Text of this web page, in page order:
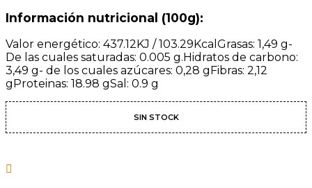
Información nutricional (100g):
Valor energético: 437.12KJ / 103.29KcalGrasas: 1,49 g-
De las cuales saturadas: 0.005 g.Hidratos de carbono:
3,49 g- de los cuales azúcares: 0,28 gFibras: 2,12
gProteinas: 18.98 gSal: 0.9 g
SIN STOCK